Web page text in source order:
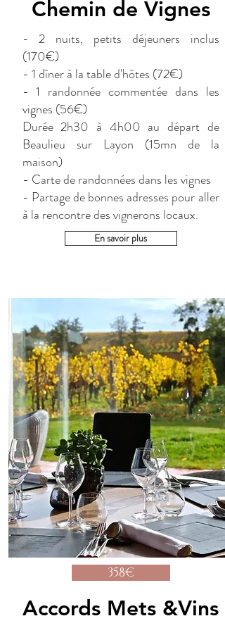
Chemin de Vignes
- 2 nuits, petits déjeuners inclus
(170€)
- 1 dîner à la table d'hôtes (72€)
- 1 randonnée commentée dans les
vignes (56€)
Durée 2h30 à 4h00 au départ de
Beaulieu sur Layon (15mn de la
maison)
- Carte de randonnées dans les vignes
- Partage de bonnes adresses pour aller
à la rencontre des vignerons locaux.
En savoir plus
358€
Accords Mets &Vins